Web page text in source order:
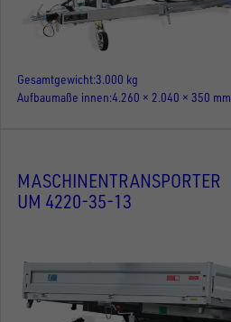
Gesamtgewicht3.000 kg
Aufbaumaße innen 4.260 × 2.040 × 350 mm
MASCHINENTRANSPORTER
UM 4220-35-13